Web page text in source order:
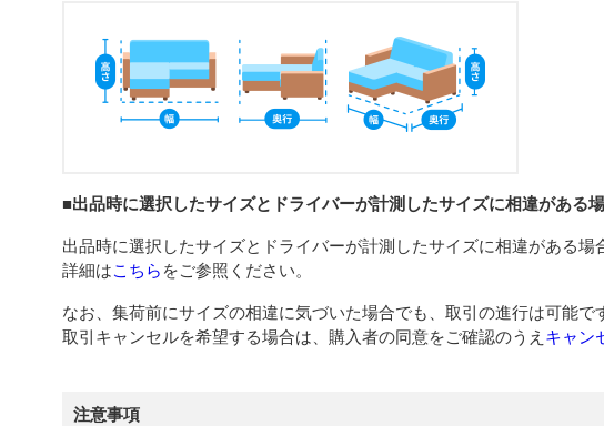
■出品時に選択したサイズとドライバーが計測したサイズに相違がある
出品時に選択したサイズとドライバーが計測したサイズに相違がある場
詳細はこちら をご参照ください。
なお、集荷前にサイズの相違に気づいた場合でも、取引の進行は可能で
取引キャンセルを希望する場合は、購入者の同意をご確認のうえ キャン
注意事項